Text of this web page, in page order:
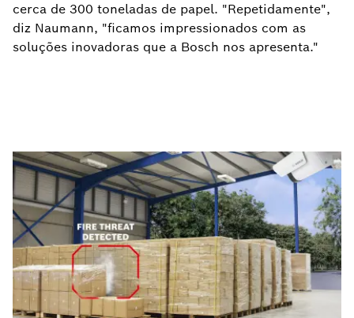
cerca de 300 toneladas de papel. "Repetidamente",
diz Naumann, "ficamos impressionados com as
soluções inovadoras que a Bosch nos apresenta."